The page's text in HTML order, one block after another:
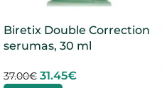
Biretix Double Correction
serumas, 30 ml
37.00€ 31.45€